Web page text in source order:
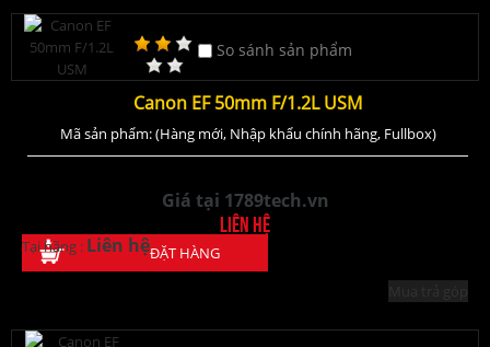
So sánh sản phẩm
Canon EF 50mm F/1.2L USM
Mã sản phẩm: (Hàng mới, Nhập khẩu chính hãng, Fullbox)
Giá tại 1789tech.vn
Liên hệ
Tại hãng : Liên hệĐẶT HÀNG